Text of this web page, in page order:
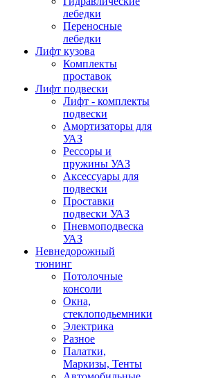
лебедки
Переносные
лебедки
Лифт кузова
Комплекты
проставок
Лифт подвески
Лифт - комплекты
подвески
Амортизаторы для
УАЗ
Рессоры и
пружины УАЗ
Аксессуары для
подвески
Проставки
подвески УАЗ
Пневмоподвеска
УАЗ
Невнедорожный
тюнинг
Потолочные
консоли
Окна,
стеклоподьемники
Электрика
Разное
Палатки,
Маркизы, Тенты